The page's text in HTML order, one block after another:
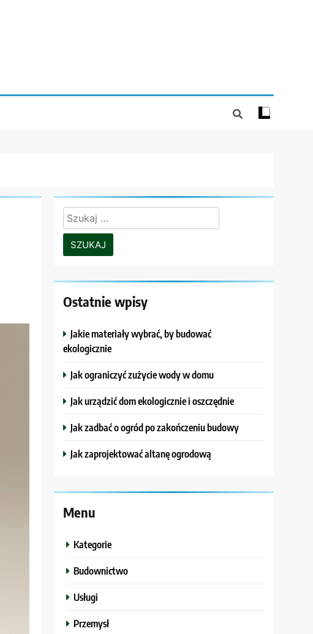
Szukaj:
Ostatnie wpisy
Jakie materiały wybrać, by budować
ekologicznie
Jak ograniczyć zużycie wody w domu
Jak urządzić dom ekologicznie i oszczędnie
Jak zadbać o ogród po zakończeniu budowy
Jak zaprojektować altanę ogrodową
Menu
Kategorie
Budownictwo
Usługi
Przemysł